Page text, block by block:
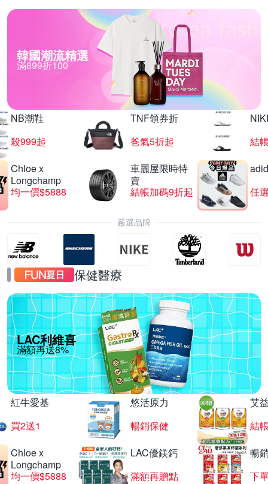
韓國潮流精選
滿899折100
NB潮鞋
殺999起
TNF領券折
爸氣5折起
結
Chloe x
Longchamp
均一價$5888
車麗屋限時特
賣
結帳加碼9折起
任
嚴選品牌
保健醫療
LAC利維喜
滿額再送8%
紅牛愛基
買2送1
悠活原力
暢銷保健
艾
結
Chloe x
Longchamp
均一價$5888
LAC優鎂鈣
滿額再贈點
暢
下